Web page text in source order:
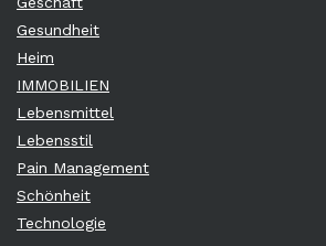
Gesundheit
Heim
IMMOBILIEN
Lebensmittel
Lebensstil
Pain Management
Schönheit
Technologie